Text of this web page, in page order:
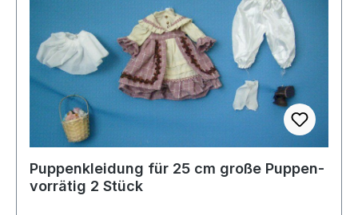
Puppenkleidung für 25 cm große Puppen-
vorrätig 2 Stück